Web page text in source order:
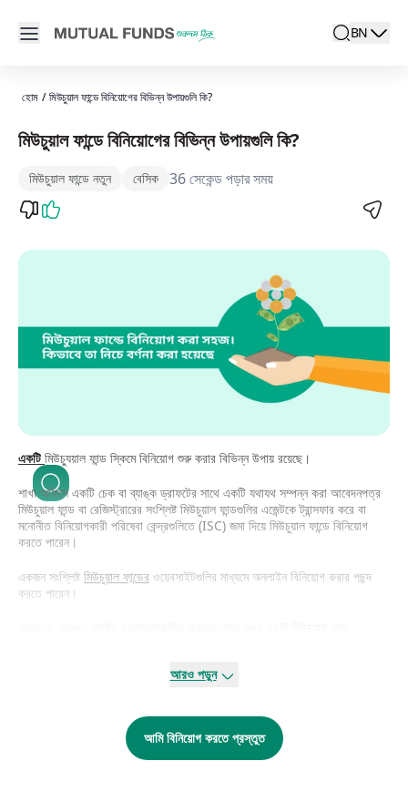
Open main menu
search
Locale
BN
active
হোম / মিউচুয়াল ফান্ডে বিনিয়োগের বিভিন্ন উপায়গুলি কি?
মিউচুয়াল ফান্ডে বিনিয়োগের বিভিন্ন উপায়গুলি কি?
মিউচুয়াল ফান্ডে নতুন বেসিক 36 সেকেন্ড পড়ার সময়
একটিমিউচ্যুয়াল ফান্ড স্কিমে বিনিয়োগ শুরু করার বিভিন্ন উপায় রয়েছে।
শাখা অফিসে একটি চেক বা ব্যাঙ্ক ড্রাফটের সাথে একটি যথাযথ সম্পন্ন করা আবেদনপত্র
মিউচুয়াল ফান্ড বা রেজিস্ট্রারের সংশ্লিষ্ট মিউচুয়াল ফান্ডগুলির এজেন্টকে ট্রান্সফার করে বা
মনোনীত বিনিয়োগকারী পরিষেবা কেন্দ্রগুলিতে (ISC) জমা দিয়ে মিউচুয়াল ফান্ডে বিনিয়োগ
করতে পারেন।
একজন সংশ্লিষ্টমিউচুয়াল ফান্ডের ওয়েবসাইটগুলির মাধ্যমে অনলাইন বিনিয়োগ করার পছন্দ
করতে পারেন।
যেমন ব্যাংক, ব্রোকারিং হাউস বা অন-লাইন ডিস্ট্রিবিউশন চ্যানেল সরবরাহকারী।
কেউ অনলাইনে বিনিয়োগ করা নির্বাচন করতে পারেন, কারণ আজকাল নিরাপদ বিনিয়োগ নিশ্চিত
আরও পড়ুন
আমি বিনিয়োগ করতে প্রস্তুত